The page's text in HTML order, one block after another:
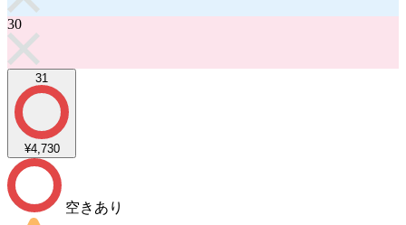
30
31
¥4,730
空きあり